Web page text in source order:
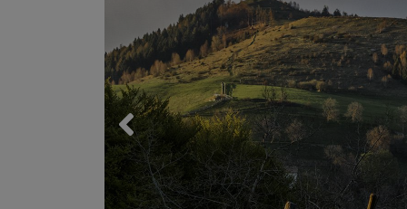
Mari, monti, laghi e città d'arte
Esplora il Veneto
LA PRIMA REGIONE TURISTICA IN
ITALIA
Trekking
Lessinia
A
Lo sci
Palestre